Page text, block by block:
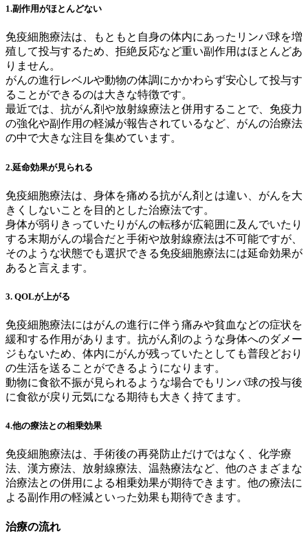
1.副作用がほとんどない
免疫細胞療法は、もともと自身の体内にあったリンパ球を増
殖して投与するため、拒絶反応など重い副作用はほとんどあ
りません。
がんの進行レベルや動物の体調にかかわらず安心して投与す
ることができるのは大きな特徴です。
最近では、抗がん剤や放射線療法と併用することで、免疫力
の強化や副作用の軽減が報告されているなど、がんの治療法
の中で大きな注目を集めています。
2.延命効果が見られる
免疫細胞療法は、身体を痛める抗がん剤とは違い、がんを大
きくしないことを目的とした治療法です。
身体が弱りきっていたりがんの転移が広範囲に及んでいたり
する末期がんの場合だと手術や放射線療法は不可能ですが、
そのような状態でも選択できる免疫細胞療法には延命効果が
あると言えます。
3. QOLが上がる
免疫細胞療法にはがんの進行に伴う痛みや貧血などの症状を
緩和する作用があります。抗がん剤のような身体へのダメー
ジもないため、体内にがんが残っていたとしても普段どおり
の生活を送ることができるようになります。
動物に食欲不振が見られるような場合でもリンパ球の投与後
に食欲が戻り元気になる期待も大きく持てます。
4.他の療法との相乗効果
免疫細胞療法は、手術後の再発防止だけではなく、化学療
法、漢方療法、放射線療法、温熱療法など、他のさまざまな
治療法との併用による相乗効果が期待できます。他の療法に
よる副作用の軽減といった効果も期待できます。
治療の流れ